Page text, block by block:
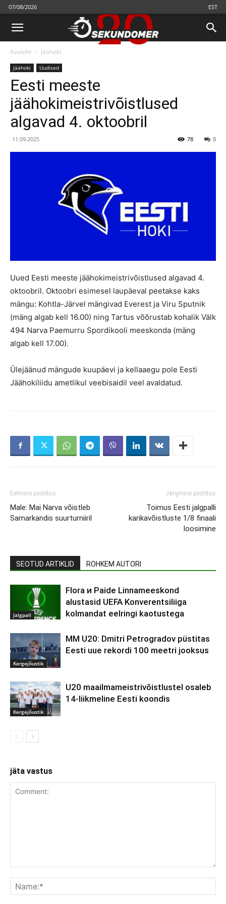
07/08/2026 EST
Avaleht Jäähoki
Jäähoki Uudised
Eesti meeste
jäähokimeistrivõistlused
algavad 4. oktoobril
11.09.2025 0
78
Uued Eesti meeste jäähokimeistrivõistlused algavad 4.
oktoobril. Oktoobri esimesel laupäeval peetakse kaks
mängu: Kohtla-Järvel mängivad Everest ja Viru Sputnik
(mäng algab kell 16.00) ning Tartus võõrustab kohalik Välk
494 Narva Paemurru Spordikooli meeskonda (mäng
algab kell 17.00).
Ülejäänud mängude kuupäevi ja kellaaegu pole Eesti
Jäähokiliidu ametlikul veebisaidil veel avaldatud.
Eelmine postitus
Male: Mai Narva võistleb
Samarkandis suurturniiril
Järgmine postitus
Toimus Eesti jalgpalli
karikavõistluste 1/8 finaali
loosimine
SEOTUD ARTIKLID ROHKEM AUTORI
Jalgpall
Flora и Paide Linnameeskond
alustasid UEFA Konverentsiliiga
kolmandat eelringi kaotustega
Kergejõustik
MM U20: Dmitri Petrogradov püstitas
Eesti uue rekordi 100 meetri jooksus
Kergejõustik
U20 maailmameistrivõistlustel osaleb
14-liikmeline Eesti koondis
jäta vastus